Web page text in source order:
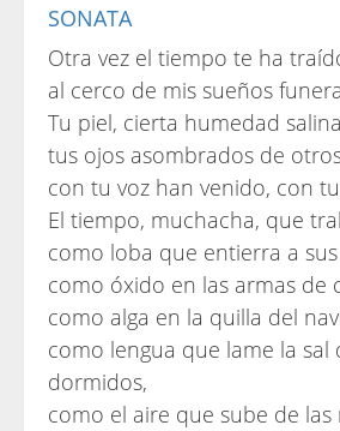
SONATA
Otra vez el tiempo te ha
al cerco de mis sueños
Tu piel, cierta humedad
tus ojos asombrados de
con tu voz han venido, con
El tiempo, muchacha, que
como loba que entierra a
como óxido en las armas de
como alga en la quilla del
como lengua que lame la sal
dormidos,
como el aire que sube de las